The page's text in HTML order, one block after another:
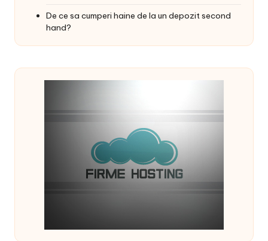
De ce sa cumperi haine de la un depozit second
hand?